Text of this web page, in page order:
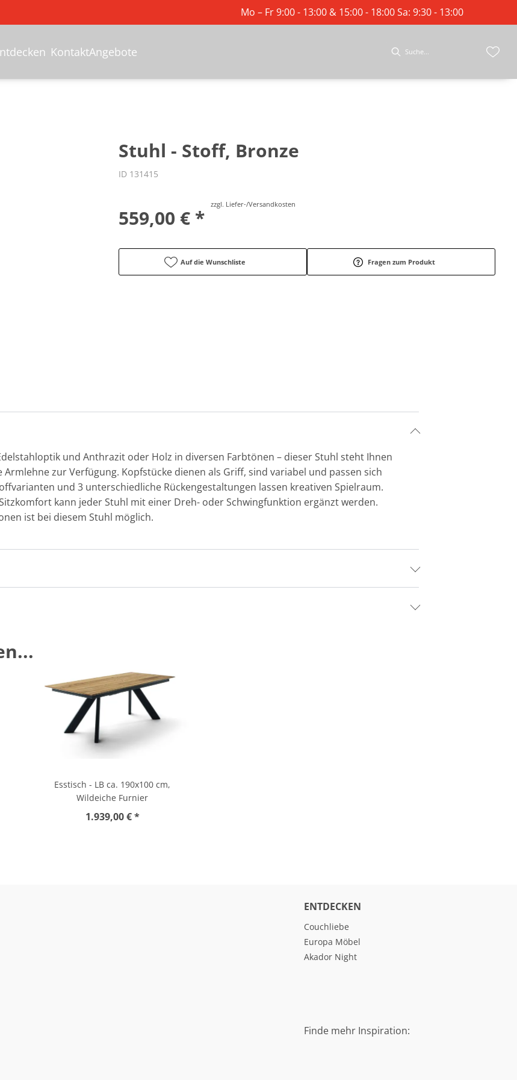
Mo – Fr 9:00 - 13:00 & 15:00 - 18:00 Sa: 9:30 - 13:00
KontaktAngebote
Stuhl - Stoff, Bronze
ID 131415
559,00 € *
zzgl. Liefer-/Versandkosten
Auf die Wunschliste Fragen zum Produkt
und Anthrazit oder Holz in diversen Farbtönen – dieser Stuhl steht Ihnen
zur Verfügung. Kopfstücke dienen als Griff, sind variabel und passen sich
und 3 unterschiedliche Rückengestaltungen lassen kreativen Spielraum.
kann jeder Stuhl mit einer Dreh- oder Schwingfunktion ergänzt werden.
ist bei diesem Stuhl möglich.
Esstisch - LB ca. 190x100 cm,
Wildeiche Furnier
1.939,00 € *
ENTDECKEN
Couchliebe
Europa Möbel
Akador Night
Finde mehr Inspiration: